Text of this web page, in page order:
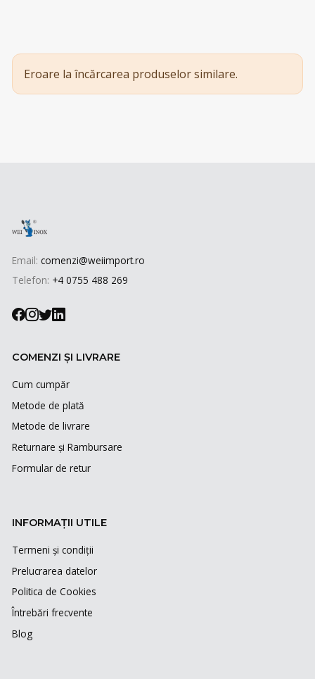
Eroare la încărcarea produselor similare.
Email: comenzi@weiimport.ro
Telefon: +4 0755 488 269
COMENZI ȘI LIVRARE
Cum cumpăr
Metode de plată
Metode de livrare
Returnare și Rambursare
Formular de retur
INFORMAȚII UTILE
Termeni și condiții
Prelucrarea datelor
Politica de Cookies
Întrebări frecvente
Blog